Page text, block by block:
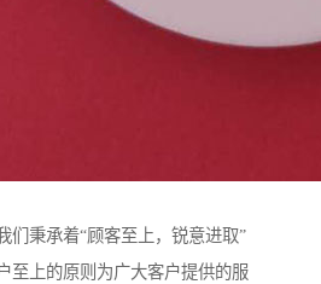
们秉承着“顾客至上，锐意进取”
至上的原则为广大客户提供的服